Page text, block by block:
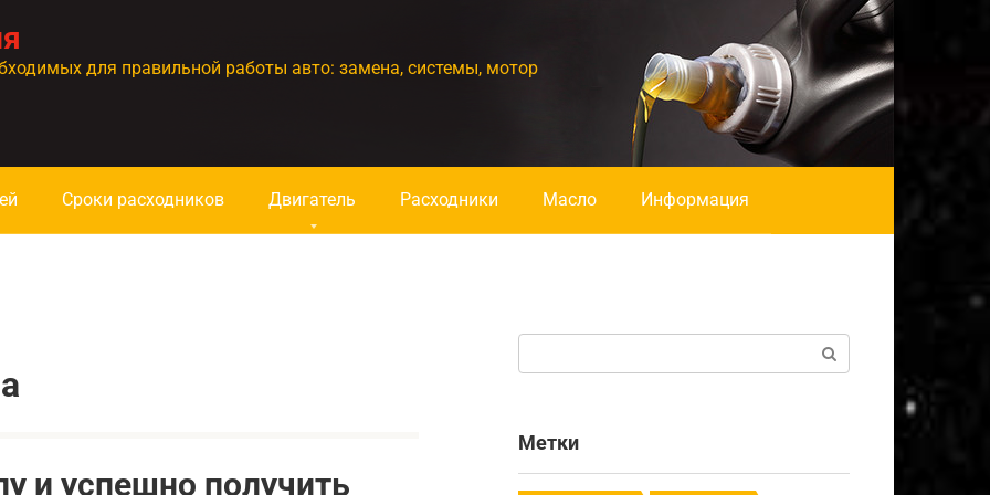
для правильной работы авто: замена, системы, мотор
Сроки расходников Двигатель Расходники Масло Информация
и успешно получить
Метки